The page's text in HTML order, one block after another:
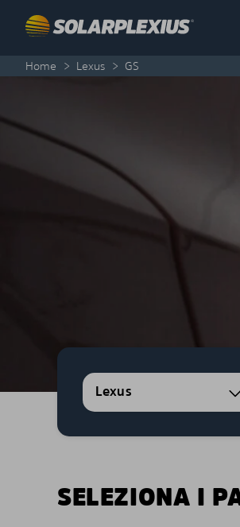
Home > Lexus > GS
Lexus
SELEZIONA I